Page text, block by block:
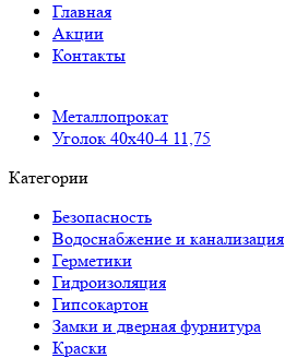
Главная
Акции
Контакты
Металлопрокат
Уголок 40х40-4 11,75
Категории
Безопасность
Водоснабжение и канализация
Герметики
Гидроизоляция
Гипсокартон
Замки и дверная фурнитура
Краски